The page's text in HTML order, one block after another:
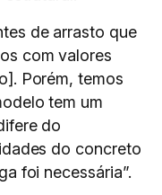
de arrasto que
com valores
Porém, temos
tem um
do
do concreto
foi necessária”.